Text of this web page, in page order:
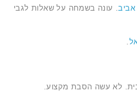
. עונה בשמחה על שאלות לגבי
לא עשה הסבת מקצוע.